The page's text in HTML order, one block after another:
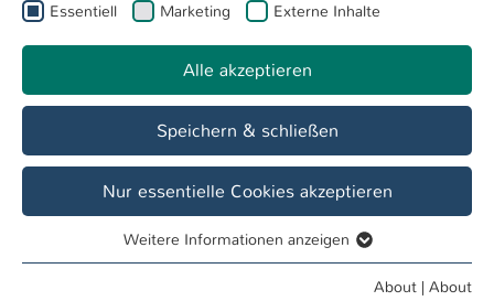
International
Overview Maßnahmen Veranstaltungen
Essentiell Marketing Externe Inhalte
Alle akzeptieren
Speichern & schließen
Nur essentielle Cookies akzeptieren
Essentielle Cookies werden für grundlegende Funktionen
Weitere Informationen anzeigen
About | About